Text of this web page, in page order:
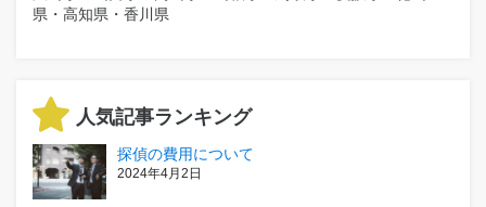
県・高知県・香川県
人気記事ランキング
探偵の費用について
2024年4月2日